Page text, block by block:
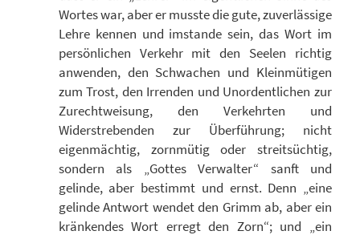
Wortes war, aber er musste die gute, zuverlässige
Lehre kennen und imstande sein, das Wort im
persönlichen Verkehr mit den Seelen richtig
anwenden, den Schwachen und Kleinmütigen
zum Trost, den Irrenden und Unordentlichen zur
Zurechtweisung, den Verkehrten und
Widerstrebenden zur Überführung; nicht
eigenmächtig, zornmütig oder streitsüchtig,
sondern als „Gottes Verwalter“ sanft und
gelinde, aber bestimmt und ernst. Denn „eine
gelinde Antwort wendet den Grimm ab, aber ein
kränkendes Wort erregt den Zorn“; und „ein